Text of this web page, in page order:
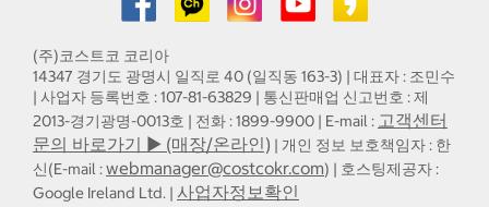
(주)코스트코 코리아
14347 경기도 광명시 일직로 40 (일직동 163-3) | 대표자 : 조민수
| 사업자 등록번호 : 107-81-63829 | 통신판매업 신고번호 : 제
2013-경기광명-0013호 | 전화 : 1899-9900 | E-mail : 고객센터
문의 바로가기 ▶ (매장/온라인) | 개인 정보 보호책임자 : 한
신(E-mail :webmanager@costcokr.com) | 호스팅제공자 :
Google Ireland Ltd. | 사업자정보확인